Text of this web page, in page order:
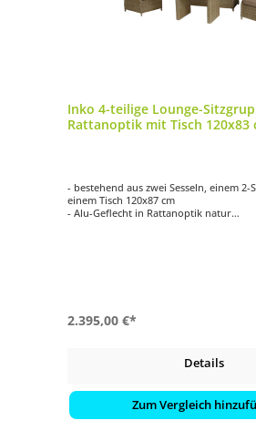
Inko 4-teilige Lounge-
Rattanoptik mit Tisch 120x83
- bestehend aus zwei Sesseln, einem 2-
einem Tisch 120x87 cm
- Alu-Geflecht in Rattanoptik natur
2.395,00 €*
Details
Zum Vergleich